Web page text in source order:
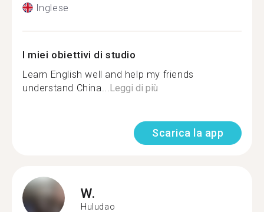
Inglese
I miei obiettivi di studio
Learn English well and help my friends
understand China... Leggi di più
Scarica la app
W.
Huludao